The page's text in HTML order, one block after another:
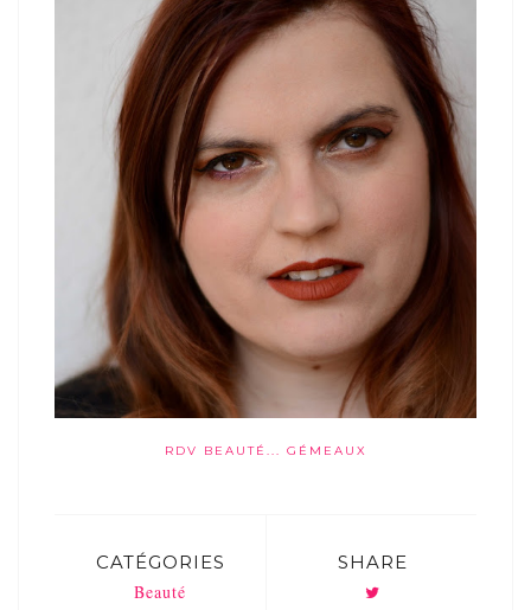
RDV BEAUTÉ... GÉMEAUX
CATÉGORIES
Beauté
SHARE